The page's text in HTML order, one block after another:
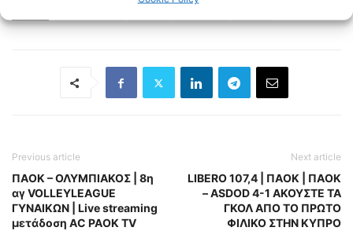
Previous article
ΠΑΟΚ – ΟΛΥΜΠΙΑΚΟΣ | 8η
αγ VOLLEYLEAGUE
ΓΥΝΑΙΚΩΝ | Live streaming
μετάδοση AC PAOK TV
Next article
LIBERO 107,4 | ΠΑΟΚ | ΠΑΟΚ
– ASDOD 4-1 ΑΚΟΥΣΤΕ ΤΑ
ΓΚΟΛ ΑΠΟ ΤΟ ΠΡΩΤΟ
ΦΙΛΙΚΟ ΣΤΗΝ ΚΥΠΡΟ